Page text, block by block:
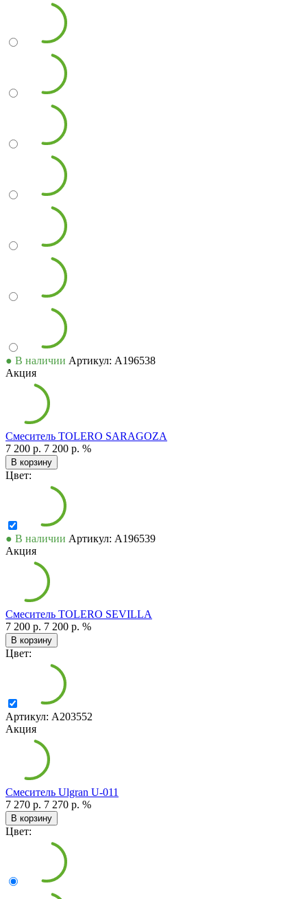
● В наличии Артикул: А196538
Акция
Смеситель TOLERO SARAGOZA
7 200 р. 7 200 р. %
В корзину
Цвет:
● В наличии Артикул: А196539
Акция
Смеситель TOLERO SEVILLA
7 200 р. 7 200 р. %
В корзину
Цвет:
Артикул: А203552
Акция
Смеситель Ulgran U-011
7 270 р. 7 270 р. %
В корзину
Цвет: